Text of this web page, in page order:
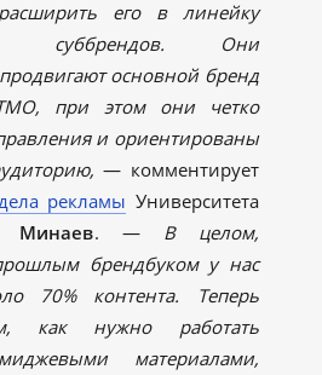
его в линейку
суббрендов. Они
основной бренд
при этом они четко
и ориентированы
— комментирует
рекламы Университета
Минаев. — В целом,
брендбуком у нас
70% контента. Теперь
как нужно работать
материалами,